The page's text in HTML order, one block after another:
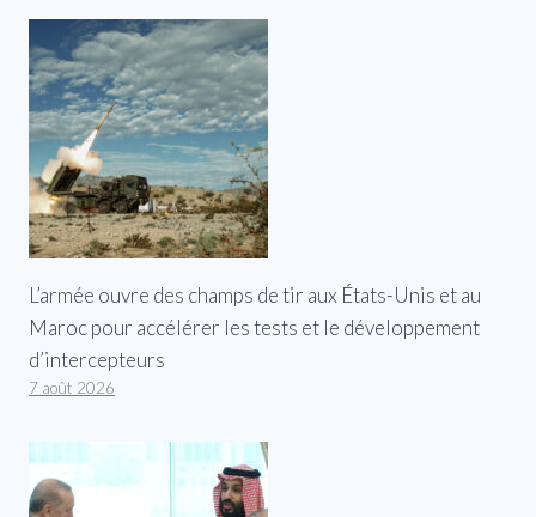
L’armée ouvre des champs de tir aux États-Unis et au
Maroc pour accélérer les tests et le développement
d’intercepteurs
7 août 2026